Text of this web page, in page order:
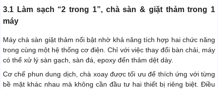
3.1 Làm sạch “2 trong 1”, chà sàn & giặt thảm trong 1
máy
Máy chà sàn giặt thảm nổi bật nhờ khả năng tích hợp hai chức năng
trong cùng một hệ thống cơ điện. Chỉ với việc thay đổi bàn chải, máy
có thể xử lý sàn gạch, sàn đá, epoxy đến thảm dệt dày.
Cơ chế phun dung dịch, chà xoay được tối ưu để thích ứng với từng
bề mặt khác nhau mà không cần đầu tư hai thiết bị riêng biệt. Điều